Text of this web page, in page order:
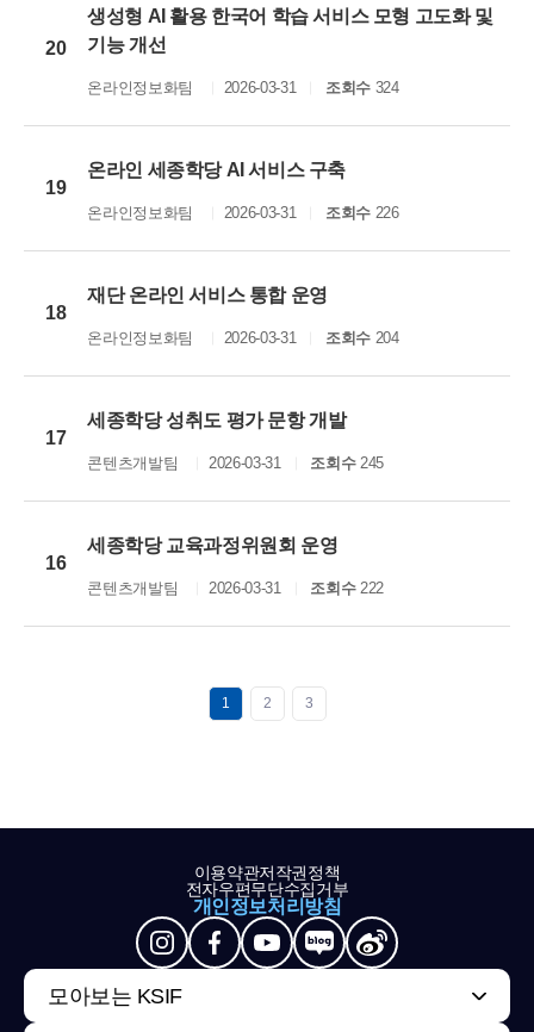
20
생성형 AI 활용 한국어 학습 서비스 모형 고도화 및
기능 개선
온라인정보화팀 2026-03-31 조회수 324
19
온라인 세종학당 AI 서비스 구축
온라인정보화팀 2026-03-31 조회수 226
18
재단 온라인 서비스 통합 운영
온라인정보화팀 2026-03-31 조회수 204
17
세종학당 성취도 평가 문항 개발
콘텐츠개발팀 2026-03-31 조회수245
16
세종학당 교육과정위원회 운영
콘텐츠개발팀 2026-03-31 조회수222
1 2 3
이용약관저작권정책
전자우편무단수집거부
개인정보처리방침
모아보는 KSIF